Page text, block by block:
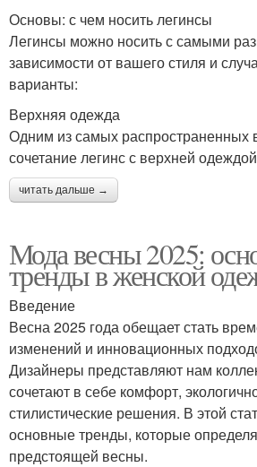
Основы: с чем носить легинсы
Легинсы можно носить с самыми
зависимости от вашего стиля и
варианты:
Верхняя одежда
Одним из самых распространенных
сочетание легинс с верхней
читать дальше →
Мода весны 2025:
тренды в женской
Введение
Весна 2025 года обещает стать
изменений и инновационных
Дизайнеры представляют нам
сочетают в себе комфорт,
стилистические решения. В этой
основные тренды, которые
предстоящей весны.